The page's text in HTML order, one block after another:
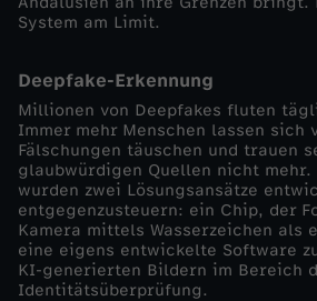
n
d
e
:
System am Limit.
Deepfake-Erkennung
Millionen von Deepfakes fluten
Immer mehr Menschen lassen sich
Fälschungen täuschen und trauen
glaubwürdigen Quellen nicht mehr.
wurden zwei Lösungsansätze
entgegenzusteuern: ein Chip, der
Kamera mittels Wasserzeichen als
eine eigens entwickelte Software
KI-generierten Bildern im Bereich
Identitätsüberprüfung.